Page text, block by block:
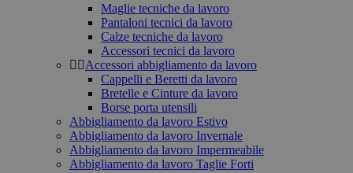
Maglie tecniche da lavoro
Pantaloni tecnici da lavoro
Calze tecniche da lavoro
Accessori tecnici da lavoro
Accessori abbigliamento da lavoro
Cappelli e Beretti da lavoro
Bretelle e Cinture da lavoro
Borse porta utensili
Abbigliamento da lavoro Estivo
Abbigliamento da lavoro Invernale
Abbigliamento da lavoro Impermeabile
Abbigliamento da lavoro Taglie Forti